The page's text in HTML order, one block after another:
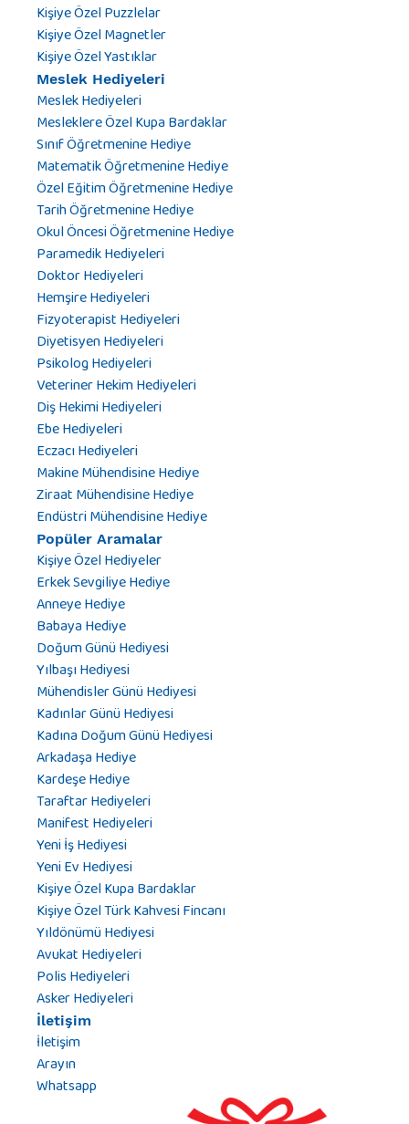
Kişiye Özel Puzzlelar
Kişiye Özel Magnetler
Kişiye Özel Yastıklar
Meslek Hediyeleri
Meslek Hediyeleri
Mesleklere Özel Kupa Bardaklar
Sınıf Öğretmenine Hediye
Matematik Öğretmenine Hediye
Özel Eğitim Öğretmenine Hediye
Tarih Öğretmenine Hediye
Okul Öncesi Öğretmenine Hediye
Paramedik Hediyeleri
Doktor Hediyeleri
Hemşire Hediyeleri
Fizyoterapist Hediyeleri
Diyetisyen Hediyeleri
Psikolog Hediyeleri
Veteriner Hekim Hediyeleri
Diş Hekimi Hediyeleri
Ebe Hediyeleri
Eczacı Hediyeleri
Makine Mühendisine Hediye
Ziraat Mühendisine Hediye
Endüstri Mühendisine Hediye
Popüler Aramalar
Kişiye Özel Hediyeler
Erkek Sevgiliye Hediye
Anneye Hediye
Babaya Hediye
Doğum Günü Hediyesi
Yılbaşı Hediyesi
Mühendisler Günü Hediyesi
Kadınlar Günü Hediyesi
Kadına Doğum Günü Hediyesi
Arkadaşa Hediye
Kardeşe Hediye
Taraftar Hediyeleri
Manifest Hediyeleri
Yeni İş Hediyesi
Yeni Ev Hediyesi
Kişiye Özel Kupa Bardaklar
Kişiye Özel Türk Kahvesi Fincanı
Yıldönümü Hediyesi
Avukat Hediyeleri
Polis Hediyeleri
Asker Hediyeleri
İletişim
İletişim
Arayın
Whatsapp